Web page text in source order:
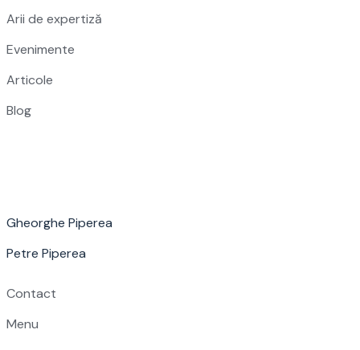
Arii de expertiză
Evenimente
Articole
Blog
Gheorghe Piperea
Petre Piperea
Contact
Menu